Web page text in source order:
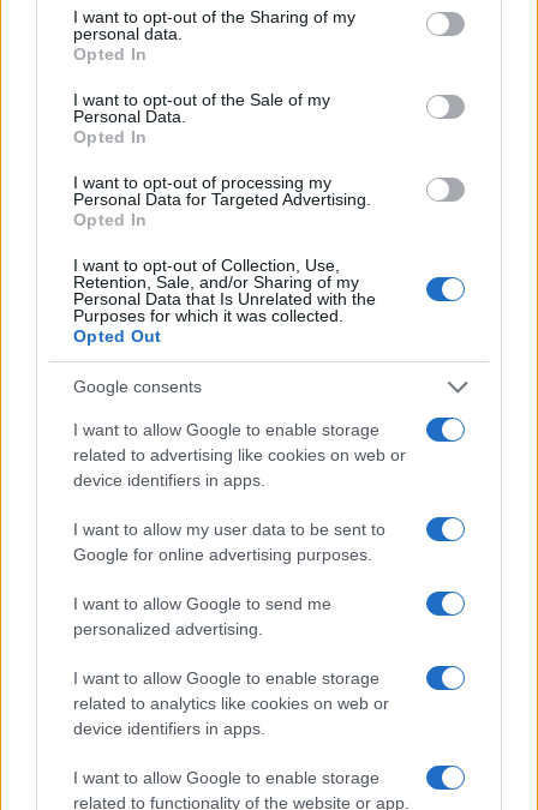
not limited to your visit or usage behaviour. You may click to
grant or deny consent to Google and its third-party tags to
use your data for below specified purposes in below Google
consent section.
I want to opt-out of the Sharing of my
personal data.
Opted In
I want to opt-out of the Sale of my
Personal Data.
Opted In
I want to opt-out of processing my
Personal Data for Targeted Advertising.
Opted In
I want to opt-out of Collection, Use,
Retention, Sale, and/or Sharing of my
Personal Data that Is Unrelated with the
Purposes for which it was collected.
Opted Out
Google consents
I want to allow Google to enable storage
related to advertising like cookies on web or
device identifiers in apps.
I want to allow my user data to be sent to
Google for online advertising purposes.
I want to allow Google to send me
personalized advertising.
I want to allow Google to enable storage
related to analytics like cookies on web or
device identifiers in apps.
I want to allow Google to enable storage
related to functionality of the website or app.
(későbbi nevei Divatcsarnok, majd Párisi Nagy Áruház),
illetve a Keleti pályaudvar érkezési oldalának csarnokában.
Az Operaház nézőterének mennyezetfreskója (1884).
Életművének javát a monumentális falképek teszik ki, de
mindvégig készített táblaképeket is. Freskói az architektúra
szerves részeivé váltak, követték az építészet
stílusfejlődését. Jó kapcsolatot ápolt korának építészeivel,